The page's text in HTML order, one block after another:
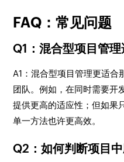
FAQ：常见问题
Q1：混合型项目管
A1：混合型项目管理更适合
团队。例如，在同时需要开
提供更高的适应性；但如果
单一方法也许更高效。
Q2：如何判断项目